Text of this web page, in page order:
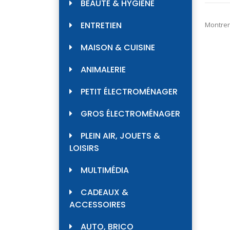
BEAUTÉ & HYGIÈNE
ENTRETIEN
MAISON & CUISINE
ANIMALERIE
PETIT ÉLECTROMÉNAGER
GROS ÉLECTROMÉNAGER
PLEIN AIR, JOUETS &
LOISIRS
MULTIMÉDIA
CADEAUX &
ACCESSOIRES
AUTO, BRICO